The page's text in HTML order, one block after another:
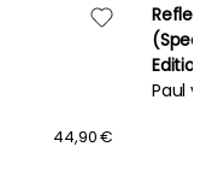
44,90 €
Paul